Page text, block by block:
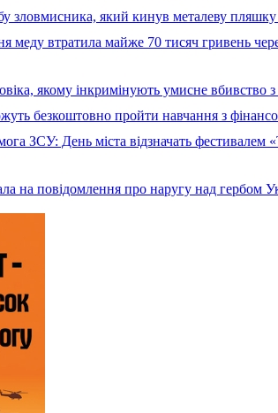
зловмисника, який кинув металеву
меду втратила майже 70 тисяч гривень
якому інкримінують умисне вбивство
безкоштовно пройти навчання з
ЗСУ: День міста відзначать фестивалем
на повідомлення про наругу над гербом